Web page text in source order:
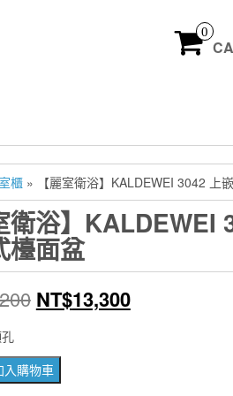
0
櫃 » 【麗室衛浴】KALDEWEI 3042 上
衛浴】KALDEWEI
檯面盆
原
價
NT$13,300目
入購物車